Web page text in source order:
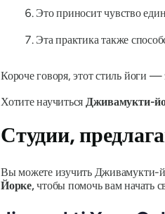
Это приносит чувство
Эта практика также
Короче говоря, этот стиль йоги —
Хотите научиться Дживамукти-
Студии,
Вы можете изучить Дживамукти-
Йорке,чтобы помочь вам начать